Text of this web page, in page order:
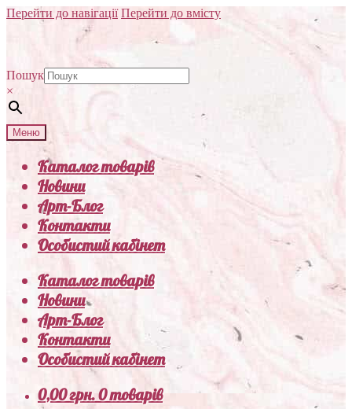
Перейти до навігації Перейти до вмісту
Пошук
×
Меню
Каталог товарів
Новини
Арт-Блог
Контакти
Особистий кабінет
Каталог товарів
Новини
Арт-Блог
Контакти
Особистий кабінет
0,00грн.0 товарів